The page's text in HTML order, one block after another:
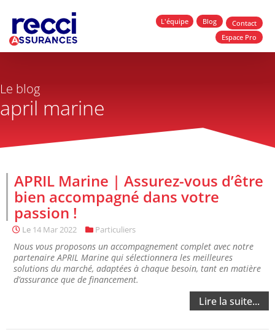
L'équipe Blog
Contact
Espace Pro
Le blog
april marine
APRIL Marine | Assurez-vous d’être
bien accompagné dans votre
passion !
Le 14 Mar 2022 Particuliers
Nous vous proposons un accompagnement complet avec notre
partenaire APRIL Marine qui sélectionnera les meilleures
solutions du marché, adaptées à chaque besoin, tant en matière
d’assurance que de financement.
Lire la suite...